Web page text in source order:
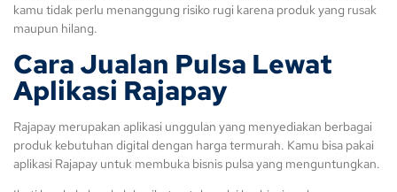
kamu tidak perlu menanggung risiko rugi karena produk yang rusak
maupun hilang.
Cara Jualan Pulsa Lewat
Aplikasi Rajapay
Rajapay merupakan aplikasi unggulan yang menyediakan berbagai
produk kebutuhan digital dengan harga termurah. Kamu bisa pakai
aplikasi Rajapay untuk membuka bisnis pulsa yang menguntungkan.